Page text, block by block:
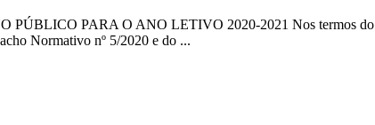
PARA O ANO LETIVO 2020-2021 Nos termos do
Normativo nº 5/2020 e do ...